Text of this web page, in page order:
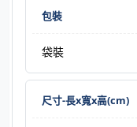
包裝
袋裝
尺寸-長x寬x高(cm)